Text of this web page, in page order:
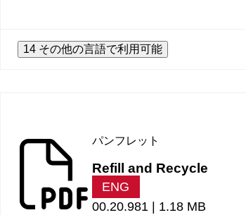
14 その他の言語で利用可能
パンフレット
Refill and Recycle
ENG
00.20.981 | 1.18 MB